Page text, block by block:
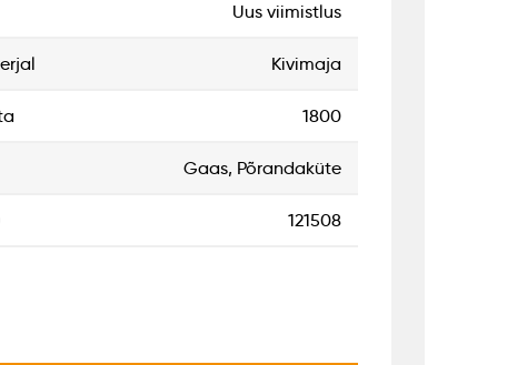
Uus viimistlus
Kivimaja
1800
Gaas, Põrandaküte
121508